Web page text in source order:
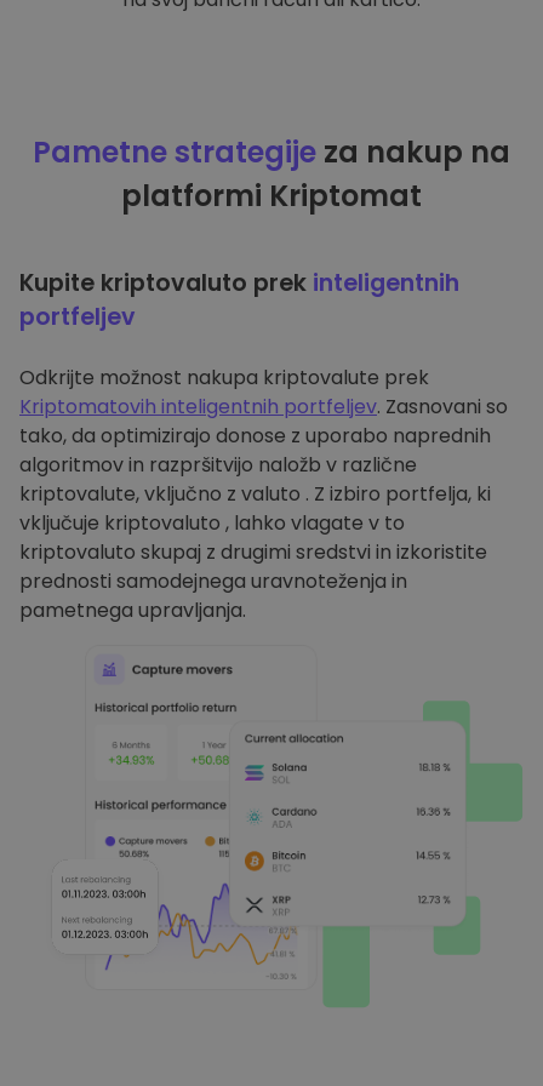
Pametne strategije za nakup na
platformi Kriptomat
Kupite kriptovaluto prek inteligentnih
portfeljev
Odkrijte možnost nakupa kriptovalute prek
Kriptomatovih inteligentnih portfeljev. Zasnovani so
tako, da optimizirajo donose z uporabo naprednih
algoritmov in razpršitvijo naložb v različne
kriptovalute, vključno z valuto . Z izbiro portfelja, ki
vključuje kriptovaluto , lahko vlagate v to
kriptovaluto skupaj z drugimi sredstvi in izkoristite
prednosti samodejnega uravnoteženja in
pametnega upravljanja.